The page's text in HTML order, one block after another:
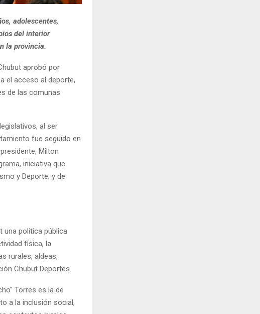
adolescentes,
del interior
la provincia.
aprobó por
el acceso al deporte,
de las comunas
al ser
fue seguido en
Milton
iniciativa que
y Deporte; y de
una política pública
física, la
rurales, aldeas,
Chubut Deportes.
Torres es la de
a la inclusión social,